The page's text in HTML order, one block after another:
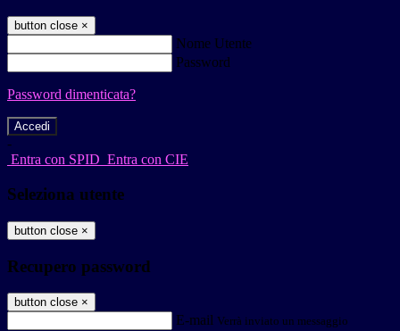
button close ×
Nome Utente
Password
Password dimenticata?
-
Entra con SPID Entra con CIE
Seleziona utente
button close ×
Recupero password
button close ×
E-mail Verrà inviato un messaggio